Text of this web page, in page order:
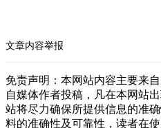
文章内容举报
免责声明：本网站内容主要来
自媒体作者投稿，凡在本网站
站将尽力确保所提供信息的准
料的准确性及可靠性，读者在